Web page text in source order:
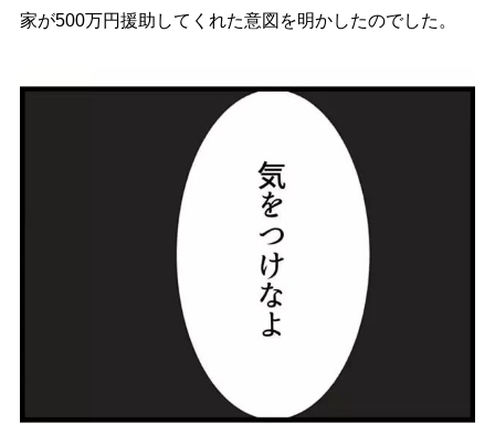
家が500万円援助してくれた意図を明かしたのでした。